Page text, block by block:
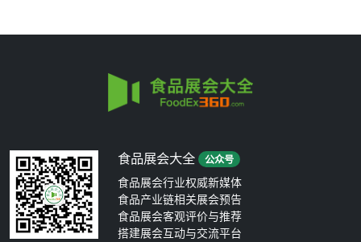
食品展会大全 公众号
食品展会行业权威新媒体
食品产业链相关展会预告
食品展会客观评价与推荐
搭建展会互动与交流平台